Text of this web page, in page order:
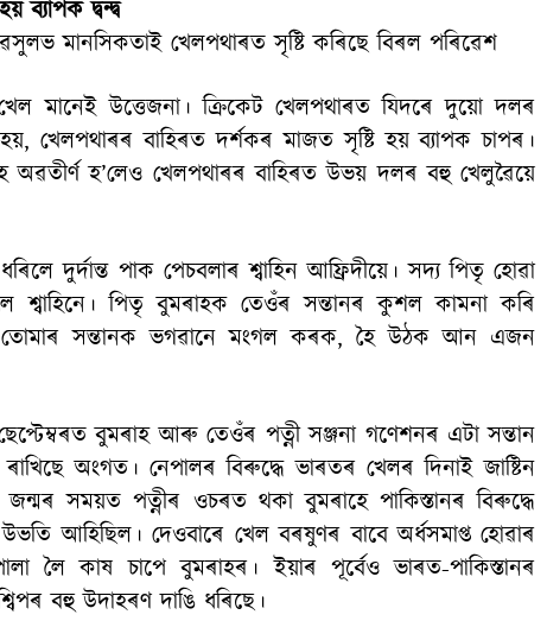
দ্বন্দ্ব
মানসিকতাই খেলপথাৰত সৃষ্টি কৰিছে বিৰল পৰিৱেশ
মানেই উত্তেজনা। ক্ৰিকেট খেলপথাৰত যিদৰে দুয়ো দলৰ
হয়, খেলপথাৰৰ বাহিৰত দৰ্শকৰ মাজত সৃষ্টি হয় ব্যাপক চাপৰ।
অৱতীৰ্ণ হ’লেও খেলপথাৰৰ বাহিৰত উভয় দলৰ বহু খেলুৱৈয়ে
দুৰ্দান্ত পাক পেচবলাৰ শ্বাহিন আফ্ৰিদীয়ে। সদ্য পিতৃ হোৱা
শ্বাহিনে। পিতৃ বুমৰাহক তেওঁৰ সন্তানৰ কুশল কামনা কৰি
তোমাৰ সন্তানক ভগৱানে মংগল কৰক, হৈ উঠক আন এজন
বুমৰাহ আৰু তেওঁৰ পত্নী সঞ্জনা গণেশনৰ এটা সন্তান
অংগত। নেপালৰ বিৰুদ্ধে ভাৰতৰ খেলৰ দিনাই জাষ্টিন
জন্মৰ সময়ত পত্নীৰ ওচৰত থকা বুমৰাহে পাকিস্তানৰ বিৰুদ্ধে
আহিছিল। দেও‍বাৰে খেল বৰষুণৰ বাবে অৰ্ধসমাপ্ত হোৱাৰ
লৈ কাষ চাপে বুমৰাহৰ। ইয়াৰ পূৰ্বেও ভাৰত-পাকিস্তানৰ
বহু উদাহৰণ দাঙি ধৰিছে।